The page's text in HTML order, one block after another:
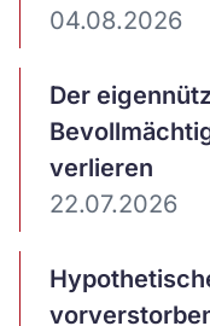
04.08.2026
Der
verlieren
22.07.2026
Artikel
ansehen
Artikel
ansehen